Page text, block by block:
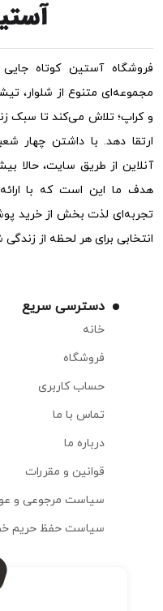
فروشگاه آستین کوتاه جایی
مجموعه‌ای متنوع از شلوار،
و کراپ؛ تلاش می‌کند تا سبک
ارتقا دهد. با داشتن چهار
آنلاین از طریق سایت، حالا
هدف ما این است که با
تجربه‌ای لذت بخش از خرید
انتخابی برای هر لحظه از زندگی
دسترسی سریع
خانه
فروشگاه
حساب کاربری
تماس با ما
درباره ما
قوانین و مقررات
سیاست مرجوعی و
سیاست حفظ حریم